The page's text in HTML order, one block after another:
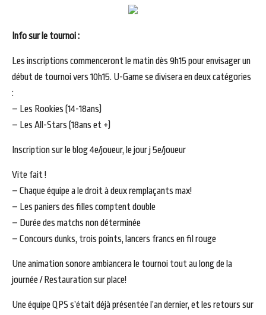
Info sur le tournoi :
Les inscriptions commenceront le matin dès 9h15 pour envisager un
début de tournoi vers 10h15. U-Game se divisera en deux catégories
:
– Les Rookies (14-18ans)
– Les All-Stars (18ans et +)
Inscription sur le blog 4e/joueur, le jour j 5e/joueur
Vite fait !
– Chaque équipe a le droit à deux remplaçants max!
– Les paniers des filles comptent double
– Durée des matchs non déterminée
– Concours dunks, trois points, lancers francs en fil rouge
Une animation sonore ambiancera le tournoi tout au long de la
journée / Restauration sur place!
Une équipe QPS s’était déjà présentée l’an dernier, et les retours sur